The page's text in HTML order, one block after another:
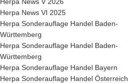
Herpa News VI 2025
Herpa Sonderauflage Handel Baden-
Württemberg
Herpa Sonderauflage Handel Baden-
Württemberg
Herpa Sonderauflage Handel Bayern
Herpa Sonderauflage Handel Österreich